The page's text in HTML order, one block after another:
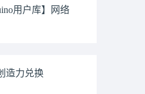
用户库】网络
造力兑换